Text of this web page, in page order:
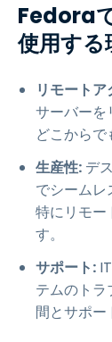
Fedora
使用する
リモートア
サーバーを
どこからで
生産性: デ
でシーム
特にリモー
す。
サポート:
テムのト
間とサポー